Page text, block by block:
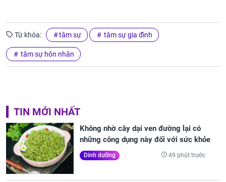
Từ khóa: tâm sự tâm sự gia đình
tâm sự hôn nhân
TIN MỚI NHẤT
Không nhờ cây dại ven đường lại có
những công dụng này đối với sức khỏe
Dinh dưỡng 49 phút trước